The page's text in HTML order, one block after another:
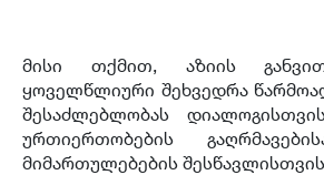
მისი თქმით, აზიის
ყოველწლიური შეხვედრა
შესაძლებლობას
ურთიერთობების
მიმართულებების შესწავლისთვის